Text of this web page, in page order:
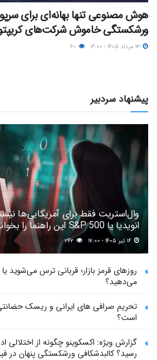
هوش مصنوعی تنها بهانه‌ای برای
ورشکستگی خاموش شرکت‌های
پیشنهاد سردبیر
وال‌استریت فقط برای آمریکایی‌ها
انویدیا یا S&P 500 این راهنما را بخوانید
۲۴۲
روزهای قرمز بازار؛ قربانی ترس می‌شوید یا
می‌دهید؟
تحریم صرافی های ایرانی و ریسک
است؟
گزارش ویژه: اکسکوینو چگونه از اختلالی
رسید؟ کالبدشکافی ورشکستگی پنهان در